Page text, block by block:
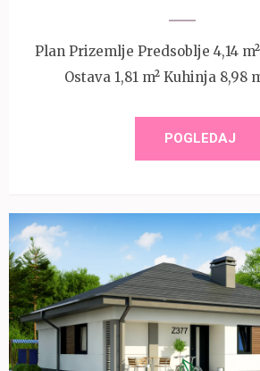
Plan Prizemlje Predsoblje 4,14
Ostava 1,81 m² Kuhinja 8,98
POGLEDAJ